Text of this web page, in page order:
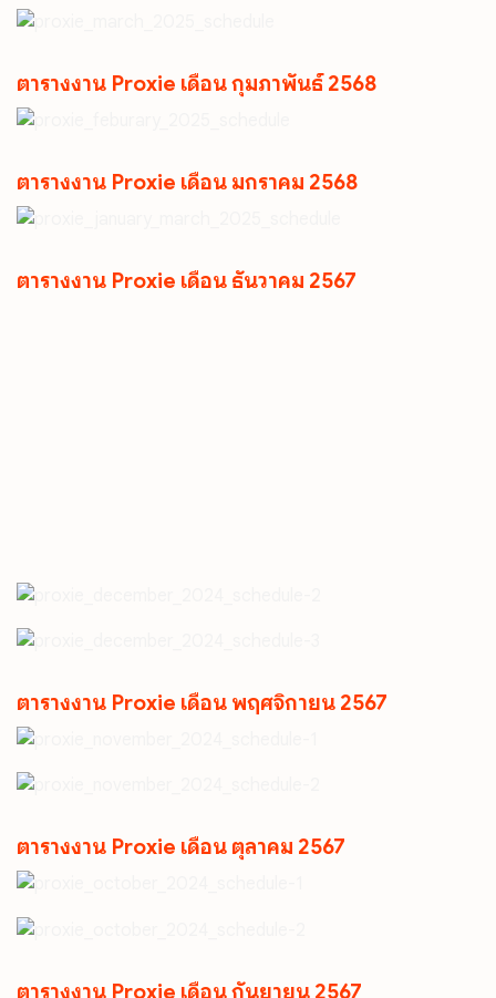
ตารางงาน Proxie เดือน กุมภาพันธ์ 2568
ตารางงาน Proxie เดือน มกราคม 2568
ตารางงาน Proxie เดือน ธันวาคม 2567
ตารางงาน Proxie เดือน พฤศจิกายน 2567
ตารางงาน Proxie เดือน ตุลาคม 2567
ตารางงาน Proxie เดือน กันยายน 2567